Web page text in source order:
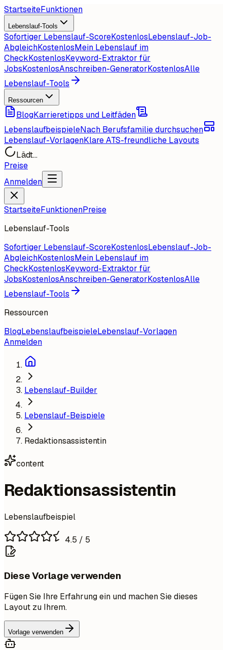
StartseiteFunktionen
Lebenslauf-Tools
Sofortiger Lebenslauf-ScoreKostenlosLebenslauf-Job-
AbgleichKostenlosMein Lebenslauf im
CheckKostenlosKeyword-Extraktor für
JobsKostenlosAnschreiben-GeneratorKostenlosAlle
Lebenslauf-Tools
Ressourcen
BlogKarrieretipps und Leitfäden
LebenslaufbeispieleNach Berufsfamilie durchsuchen
Lebenslauf-VorlagenKlare ATS-freundliche Layouts
Lädt...
Preise
Anmelden
StartseiteFunktionenPreise
Lebenslauf-Tools
Sofortiger Lebenslauf-ScoreKostenlosLebenslauf-Job-
AbgleichKostenlosMein Lebenslauf im
CheckKostenlosKeyword-Extraktor für
JobsKostenlosAnschreiben-GeneratorKostenlosAlle
Lebenslauf-Tools
Ressourcen
BlogLebenslaufbeispieleLebenslauf-Vorlagen
Anmelden
Lebenslauf-Builder
Lebenslauf-Beispiele
Redaktionsassistentin
content
Redaktionsassistentin
Lebenslaufbeispiel
4.5 / 5
Diese Vorlage verwenden
Fügen Sie Ihre Erfahrung ein und machen Sie dieses
Layout zu Ihrem.
Vorlage verwenden